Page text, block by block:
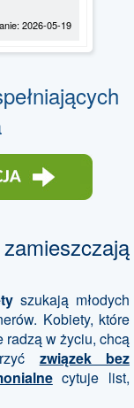
2026-05-19
szukają młodych
Kobiety, które
radzą w życiu, chcą
związek bez
cytuje list,